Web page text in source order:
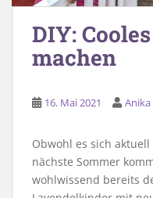
DIY:
machen
16. Mai 2021 Anika
Obwohl es sich
nächste Sommer
wohlwissend bereits